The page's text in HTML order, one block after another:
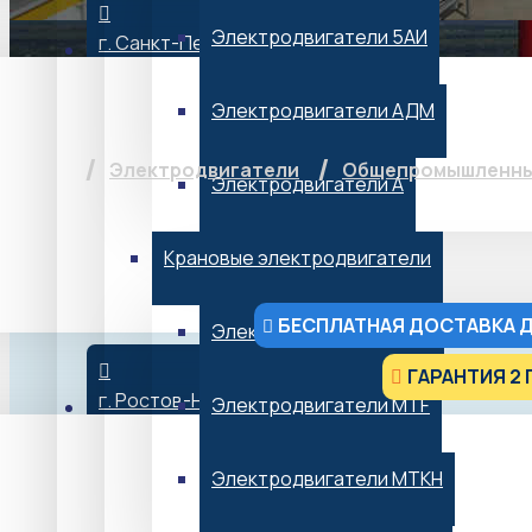
г. Санкт-Петербург
г. Ростов-На-Дону
Электродвигатели 5АИ
Электродвигатели АДМ
Электродвигатели А
Крановые электродвигатели
Электродвигатели МТН
Электродвигатели MTF
Электродвигатели МТКН
Электродвигатели
БЕСПЛАТНАЯ ДОСТАВКА
ГАРАНТИЯ 2
от 8 235 ₽*
*Не является публичной офертой
В НАЛИЧИИ